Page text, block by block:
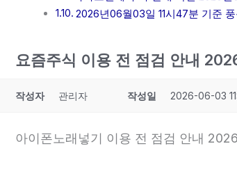
2026년06월03일 11시47분 기준
요즘주식 이용 전 점검 안내
작성자 관리자 작성일 2026-06-03
아이폰노래넣기 이용 전 점검 안내